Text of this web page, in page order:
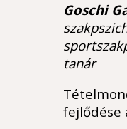
Goschi
tanár
fejlődése